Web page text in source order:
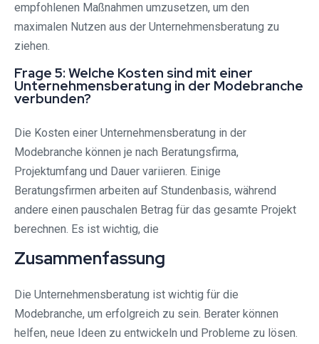
empfohlenen Maßnahmen umzusetzen, um den
maximalen Nutzen aus der Unternehmensberatung zu
ziehen.
Frage 5: Welche Kosten sind mit einer
Unternehmensberatung in der Modebranche
verbunden?
Die Kosten einer Unternehmensberatung in der
Modebranche können je nach Beratungsfirma,
Projektumfang und Dauer variieren. Einige
Beratungsfirmen arbeiten auf Stundenbasis, während
andere einen pauschalen Betrag für das gesamte Projekt
berechnen. Es ist wichtig, die
Zusammenfassung
Die Unternehmensberatung ist wichtig für die
Modebranche, um erfolgreich zu sein. Berater können
helfen, neue Ideen zu entwickeln und Probleme zu lösen.